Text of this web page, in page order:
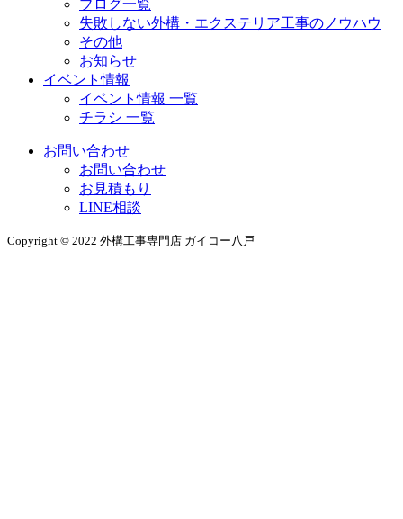
ブログ一覧
失敗しない外構・エクステリア工事のノウハウ
その他
お知らせ
イベント情報
イベント情報 一覧
チラシ 一覧
お問い合わせ
お問い合わせ
お見積もり
LINE相談
Copyright © 2022 外構工事専門店 ガイコー八戸